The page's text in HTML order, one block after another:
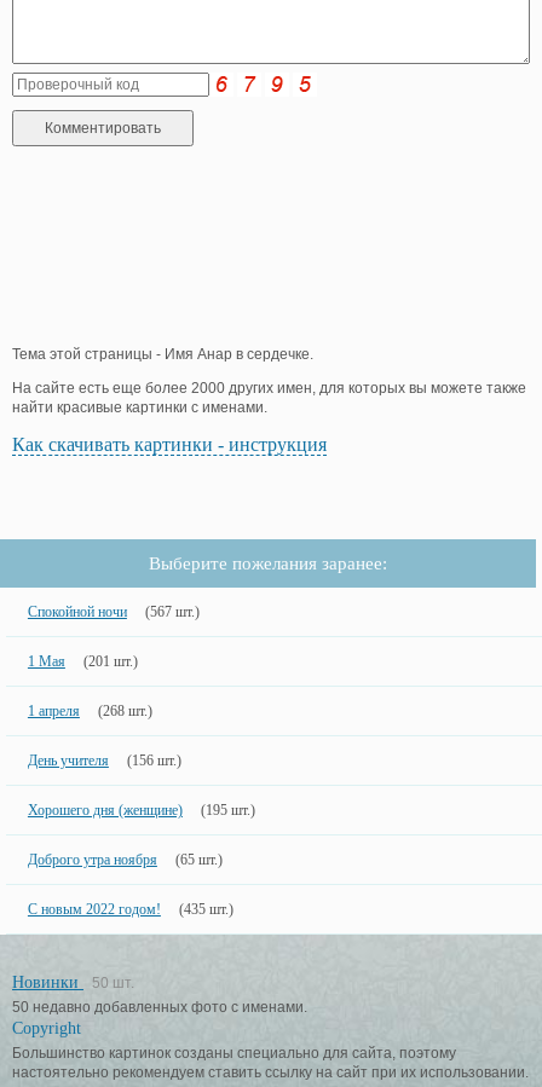
Тема этой страницы - Имя Анар в сердечке.
На сайте есть еще более 2000 других имен, для которых вы можете также
найти красивые картинки с именами.
Как скачивать картинки - инструкция
Выберите пожелания заранее:
Спокойной ночи (567 шт.)
1 Мая (201 шт.)
1 апреля (268 шт.)
День учителя (156 шт.)
Хорошего дня (женщине) (195 шт.)
Доброго утра ноября (65 шт.)
С новым 2022 годом! (435 шт.)
Новинки
50 шт.
50 недавно добавленных фото с именами.
Copyright
Большинство картинок созданы специально для сайта, поэтому
настоятельно рекомендуем ставить ссылку на сайт при их использовании.